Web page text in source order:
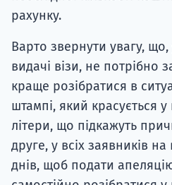
рахунку.
Варто звернути увагу, що,
видачі візи, не потрібно
краще розібратися в
штампі, який красується
літери, що підкажуть
друге, у всіх заявників на
днів, щоб подати